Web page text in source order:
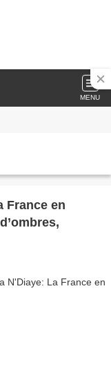
MENU
France en